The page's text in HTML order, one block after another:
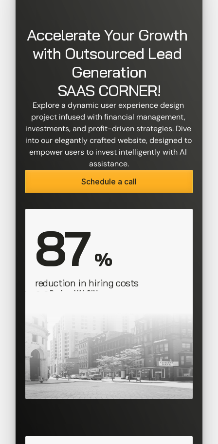
Accelerate Your Growth
with Outsourced Lead
Generation
SAAS CORNER!
Explore a dynamic user experience design
project infused with financial management,
investments, and profit-driven strategies. Dive
into our elegantly crafted website, designed to
empower users to invest intelligently with AI
assistance.
Schedule a call
87 %
reduction in hiring costs
Berkay YALÇIN